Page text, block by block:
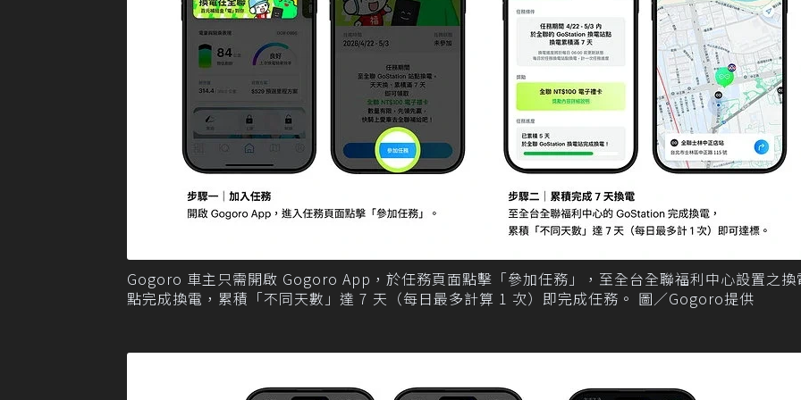
Gogoro 車主只需開啟 Gogoro App，於任務頁面點擊「參加任務」，至全台全聯福利中心設置之換
點完成換電，累積「不同天數」達 7 天（每日最多計算 1 次）即完成任務。 圖／Gogoro提供